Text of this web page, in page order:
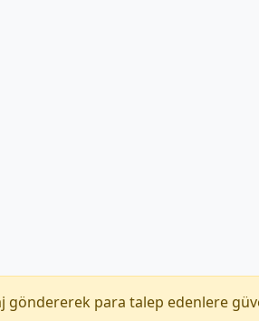
göndererek para talep edenlere